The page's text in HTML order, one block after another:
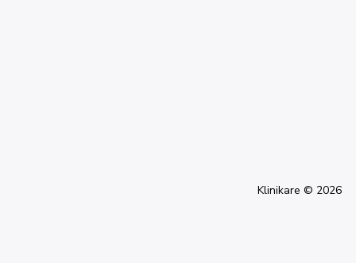
Klinikare © 2026